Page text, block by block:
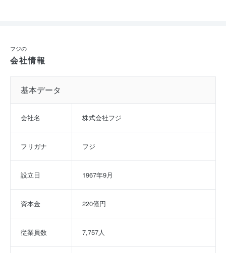
フジの
会社情報
基本データ
会社名 株式会社フジ
フリガナ フジ
設立日 1967年9月
資本金 220億円
従業員数 7,757人